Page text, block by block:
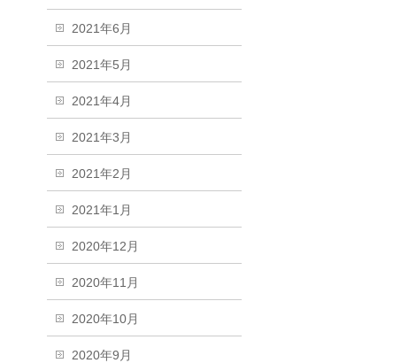
2021年6月
2021年5月
2021年4月
2021年3月
2021年2月
2021年1月
2020年12月
2020年11月
2020年10月
2020年9月